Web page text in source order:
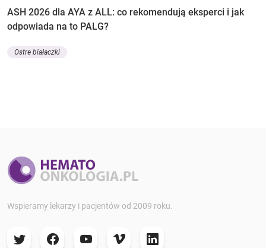
ASH 2026 dla AYA z ALL: co rekomendują eksperci i jak
odpowiada na to PALG?
Ostre białaczki
Wspieramy lekarzy i pacjentów od 2009 roku.